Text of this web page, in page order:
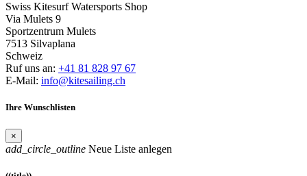
Swiss Kitesurf Watersports Shop
Via Mulets 9
Sportzentrum Mulets
7513 Silvaplana
Schweiz
Ruf uns an: +41 81 828 97 67
E-Mail: info@kitesailing.ch
Ihre Wunschlisten
×
add_circle_outline Neue Liste anlegen